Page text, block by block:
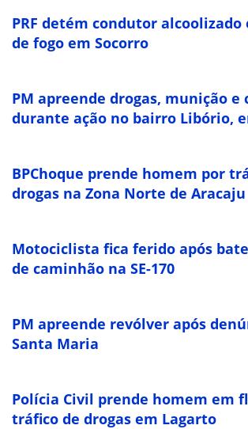
PRF detém condutor alcoolizado
de fogo em Socorro
PM apreende drogas, munição e
durante ação no bairro Libório,
BPChoque prende homem por
drogas na Zona Norte de Aracaju
Motociclista fica ferido após
de caminhão na SE-170
PM apreende revólver após
Santa Maria
Polícia Civil prende homem em
tráfico de drogas em Lagarto